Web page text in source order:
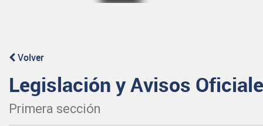
Volver
Legislación y Avisos
Primera sección